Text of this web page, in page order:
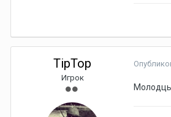
TipTop
Игрок